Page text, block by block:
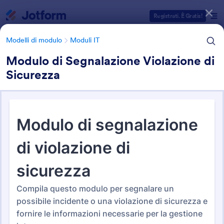
Registrati. È Gratis!
Modelli di modulo Moduli IT
Modulo di Segnalazione Violazione di
Sicurezza
Moduli IT
152 Template
Categorie Template Moduli